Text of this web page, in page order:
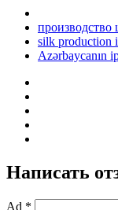
производство
silk production
Azərbaycanın
Написать
Ad *